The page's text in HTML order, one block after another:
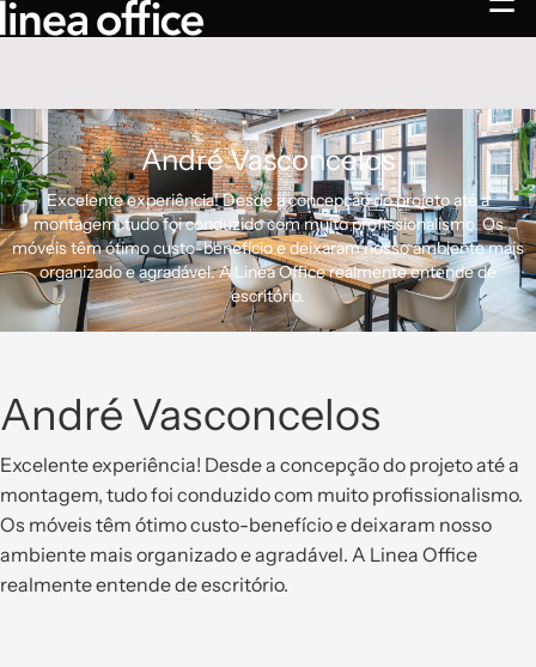
André Vasconcelos
Excelente experiência! Desde a concepção do projeto até a
montagem, tudo foi conduzido com muito profissionalismo. Os
móveis têm ótimo custo-benefício e deixaram nosso ambiente mais
organizado e agradável. A Linea Office realmente entende de
escritório.
André Vasconcelos
Excelente experiência! Desde a concepção do projeto até a
montagem, tudo foi conduzido com muito profissionalismo.
Os móveis têm ótimo custo-benefício e deixaram nosso
ambiente mais organizado e agradável. A Linea Office
realmente entende de escritório.